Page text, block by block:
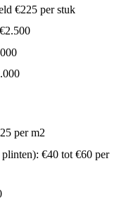
€225 per stuk
per m2
€40 tot €60 per